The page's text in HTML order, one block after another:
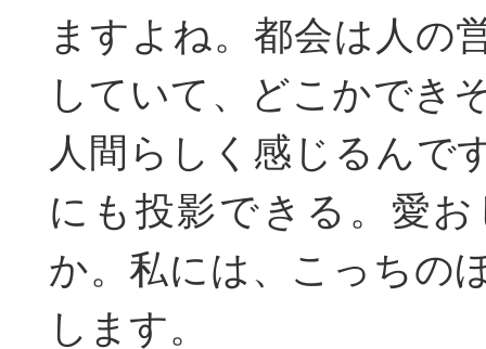
ますよね。都会は人の
していて、どこかでき
人間らしく感じるんで
にも投影できる。愛
か。私には、こっちの
します。